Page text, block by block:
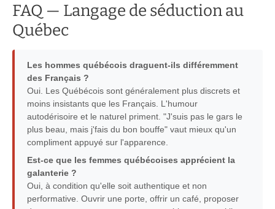
FAQ — Langage de séduction au
Québec
Les hommes québécois draguent-ils différemment
des Français ?
Oui. Les Québécois sont généralement plus discrets et
moins insistants que les Français. L'humour
autodérisoire et le naturel priment. "J'suis pas le gars le
plus beau, mais j'fais du bon bouffe" vaut mieux qu'un
compliment appuyé sur l'apparence.
Est-ce que les femmes québécoises apprécient la
galanterie ?
Oui, à condition qu'elle soit authentique et non
performative. Ouvrir une porte, offrir un café, proposer